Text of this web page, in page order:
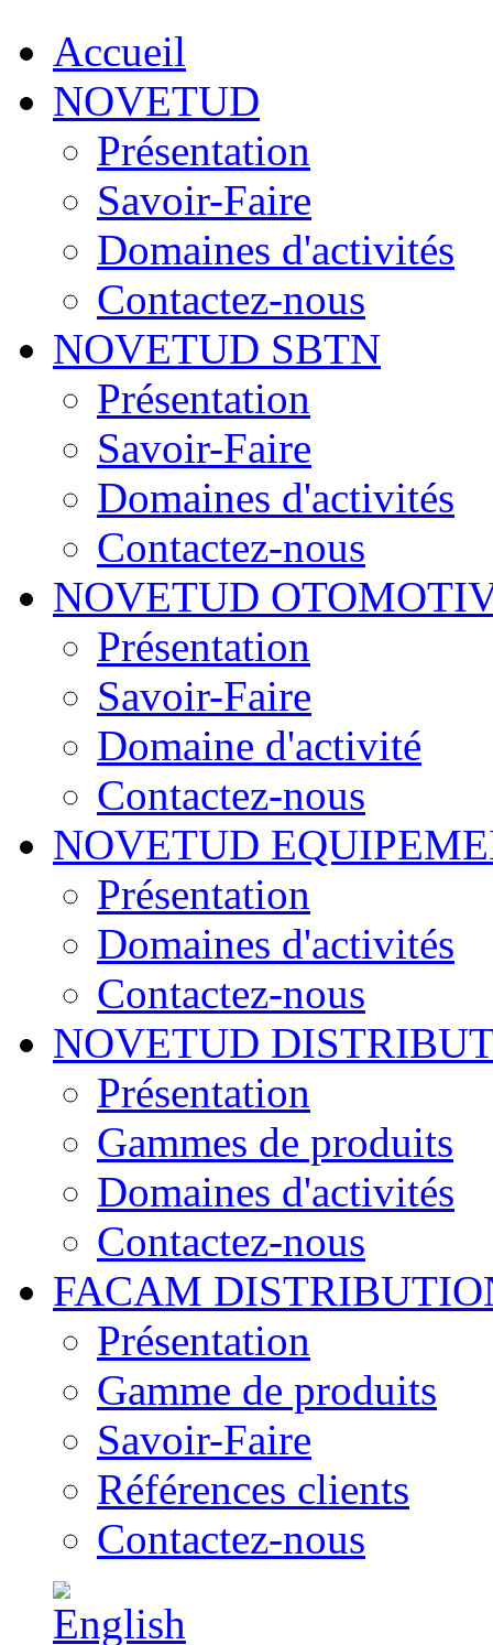
Accueil
NOVETUD
Présentation
Savoir-Faire
Domaines d'activités
Contactez-nous
NOVETUD SBTN
Présentation
Savoir-Faire
Domaines d'activités
Contactez-nous
NOVETUD
Présentation
Savoir-Faire
Domaine d'activité
Contactez-nous
NOVETUD
Présentation
Domaines d'activités
Contactez-nous
NOVETUD
Présentation
Gammes de produits
Domaines d'activités
Contactez-nous
FACAM
Présentation
Gamme de produits
Savoir-Faire
Références clients
Contactez-nous